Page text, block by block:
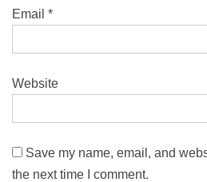
Email *
Website
Save my name, email, and
the next time I comment.